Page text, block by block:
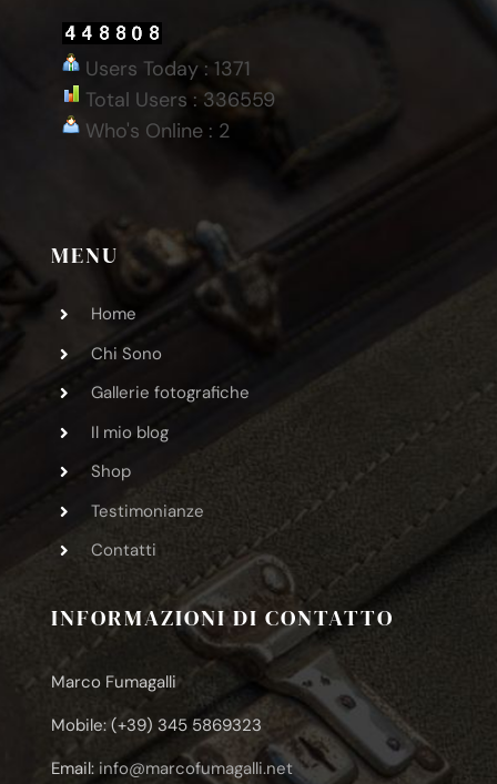
Users Today : 1371
Total Users : 336559
Who's Online : 2
MENU
Home
Chi Sono
Gallerie fotografiche
Il mio blog
Shop
Testimonianze
Contatti
INFORMAZIONI DI CONTATTO
Marco Fumagalli
Mobile: (+39) 345 5869323
Email: info@marcofumagalli.net